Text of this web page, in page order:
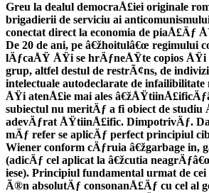
Greu la dealul democraÅ£iei originale
brigadierii de serviciu ai
conectat direct la economia de piaÅ£Äƒ
De 20 de ani, pe â€žhoitulâ€œ regimului
lÄƒcaÅŸ ÅŸi se hrÄƒneÅŸte copios
grup, altfel destul de restrÃ¢ns, de
intelectuale autodeclarate de
ÅŸi atenÅ£ie mai ales
subiectul nu meritÄƒ a fi obiect de studiu
adevÄƒrat ÅŸtiinÅ£ific. DimpotrivÄƒ.
mÄƒ refer se aplicÄƒ perfect principiul
Wiener conform cÄƒruia â€žgarbage in,
(adicÄƒ cel aplicat la â€žcutia
iese). Principiul fundamental urmat de
Ã®n absolutÄƒ consonanÅ£Äƒ cu cel al